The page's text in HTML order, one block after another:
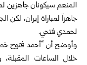
المنعم سيكونان جاهزين
جاهزاً لمباراة إيران، لكن
لحمدي فتحي.
وأوضح أن “أحمد فتوح
خلال الساعات